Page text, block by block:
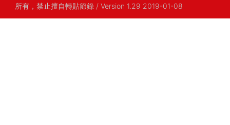
所有，禁止擅自轉貼節錄 / Version 1.29 2019-01-08